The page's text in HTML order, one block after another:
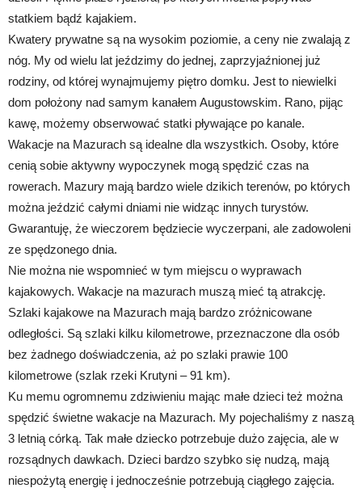
statkiem bądź kajakiem.
Kwatery prywatne są na wysokim poziomie, a ceny nie zwalają z
nóg. My od wielu lat jeździmy do jednej, zaprzyjaźnionej już
rodziny, od której wynajmujemy piętro domku. Jest to niewielki
dom położony nad samym kanałem Augustowskim. Rano, pijąc
kawę, możemy obserwować statki pływające po kanale.
Wakacje na Mazurach są idealne dla wszystkich. Osoby, które
cenią sobie aktywny wypoczynek mogą spędzić czas na
rowerach. Mazury mają bardzo wiele dzikich terenów, po których
można jeździć całymi dniami nie widząc innych turystów.
Gwarantuję, że wieczorem będziecie wyczerpani, ale zadowoleni
ze spędzonego dnia.
Nie można nie wspomnieć w tym miejscu o wyprawach
kajakowych. Wakacje na mazurach muszą mieć tą atrakcję.
Szlaki kajakowe na Mazurach mają bardzo zróżnicowane
odległości. Są szlaki kilku kilometrowe, przeznaczone dla osób
bez żadnego doświadczenia, aż po szlaki prawie 100
kilometrowe (szlak rzeki Krutyni – 91 km).
Ku memu ogromnemu zdziwieniu mając małe dzieci też można
spędzić świetne wakacje na Mazurach. My pojechaliśmy z naszą
3 letnią córką. Tak małe dziecko potrzebuje dużo zajęcia, ale w
rozsądnych dawkach. Dzieci bardzo szybko się nudzą, mają
niespożytą energię i jednocześnie potrzebują ciągłego zajęcia.